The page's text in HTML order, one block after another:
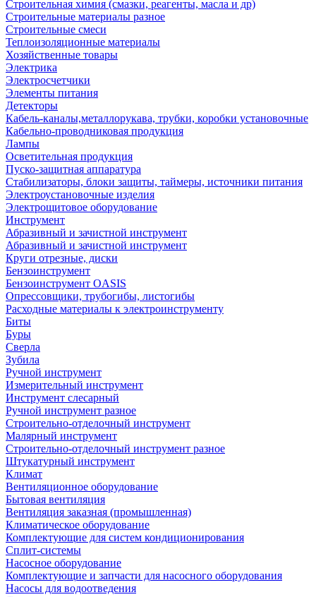
Строительная химия (смазки, реагенты, масла и др)
Строительные материалы разное
Строительные смеси
Теплоизоляционные материалы
Хозяйственные товары
Электрика
Электросчетчики
Элементы питания
Детекторы
Кабель-каналы,металлорукава, трубки, коробки установочные
Кабельно-проводниковая продукция
Лампы
Осветительная продукция
Пуско-защитная аппаратура
Стабилизаторы, блоки защиты, таймеры, источники питания
Электроустановочные изделия
Электрощитовое оборудование
Инструмент
Абразивный и зачистной инструмент
Абразивный и зачистной инструмент
Круги отрезные, диски
Бензоинструмент
Бензоинструмент OASIS
Опрессовщики, трубогибы, листогибы
Расходные материалы к электроинструменту
Биты
Буры
Сверла
Зубила
Ручной инструмент
Измерительный инструмент
Инструмент слесарный
Ручной инструмент разное
Строительно-отделочный инструмент
Малярный инструмент
Строительно-отделочный инструмент разное
Штукатурный инструмент
Климат
Вентиляционное оборудование
Бытовая вентиляция
Вентиляция заказная (промышленная)
Климатическое оборудование
Комплектующие для систем кондиционирования
Сплит-системы
Насосное оборудование
Комплектующие и запчасти для насосного оборудования
Насосы для водоотведения